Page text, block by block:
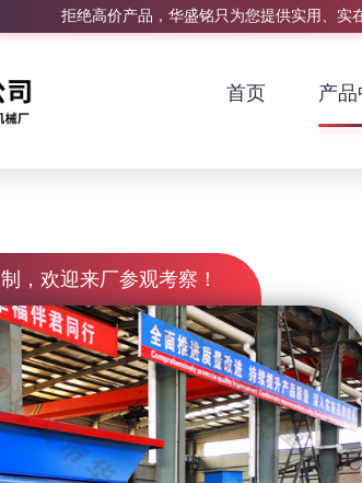
拒绝高价产品，华盛铭只为您提供实用、实
首页 产
，欢迎来厂参观考察！